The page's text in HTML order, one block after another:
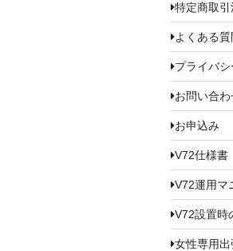
特定商取
よくある質
プライバ
お問い合わ
お申込み
V72仕様書
V72運用マ
V72設置時
女性専用